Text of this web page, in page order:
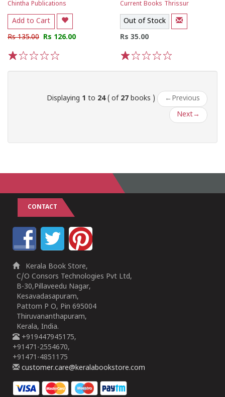
Chintha Publications
Add to Cart
Rs 135.00 Rs 126.00
Current Books Thrissur
Out of Stock
Rs 35.00
Displaying 1 to 24( of 27 books ) ← Previous
Next→
CONTACT
Kerala Book Store,
C/O Consors Technologies Pvt Ltd,
B-30,Pillaveedu Nagar,
Kesavadasapuram,
Pattom P O, Pin 695004
Thiruvananthapuram,
Kerala, India.
+919447945175,
+91471-2554670,
+91471-4851175
customer.care@keralabookstore.com